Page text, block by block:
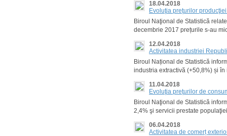
18.04.2018
Evoluţia preţurilor
Biroul Naţional de Statistică
decembrie 2017 prețurile s-au
12.04.2018
Activitatea industriei
Biroul Național de Statistică
industria extractivă (+50,8%) și
11.04.2018
Evoluţia preţurilor de
Biroul Naţional de Statistică
2,4% şi servicii prestate
06.04.2018
Activitatea de comerț